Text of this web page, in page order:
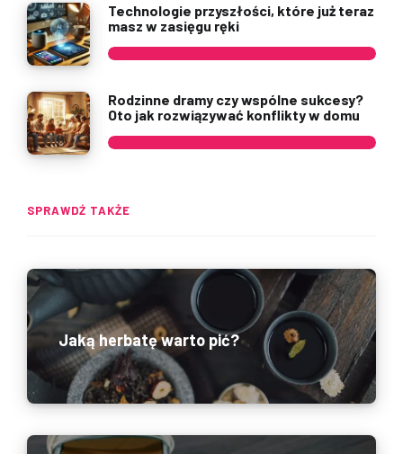
Technologie przyszłości, które już teraz
masz w zasięgu ręki
Rodzinne dramy czy wspólne sukcesy?
Oto jak rozwiązywać konflikty w domu
SPRAWDŹ TAKŻE
Jaką herbatę warto pić?